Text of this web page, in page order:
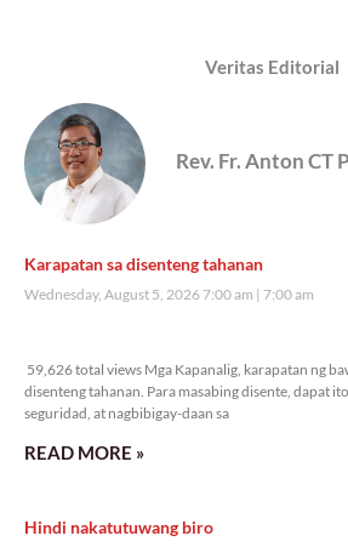
Veritas Editorial
Rev. Fr. Anton CT
Karapatan sa disenteng tahanan
Wednesday, August 5, 2026 7:00 am 7:00 am
59,626 total views Mga Kapanalig, karapatan ng
disenteng tahanan. Para masabing disente, dapat
seguridad, at nagbibigay-daan sa
READ MORE »
Hindi nakatutuwang biro